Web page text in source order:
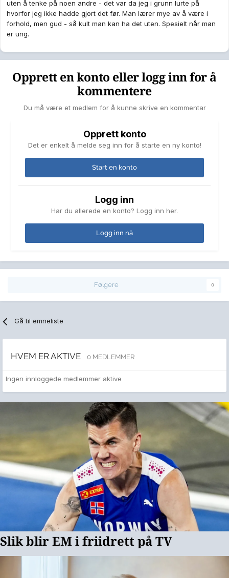
uten å tenke på noen andre - det var da jeg i grunn lurte på
hvorfor jeg ikke hadde gjort det før. Man lærer mye av å være i
forhold, men gud - så kult man kan ha det uten. Spesielt når man
er ung.
Opprett en konto eller logg inn for å
kommentere
Du må være et medlem for å kunne skrive en kommentar
Opprett konto
Det er enkelt å melde seg inn for å starte en ny konto!
Start en konto
Logg inn
Har du allerede en konto? Logg inn her.
Logg inn nå
Følgere 0
Gå til emneliste
HVEM ER AKTIVE 0 MEDLEMMER
Ingen innloggede medlemmer aktive